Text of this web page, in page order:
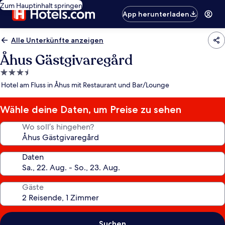
Zum Hauptinhalt springen
App herunterladen
Alle Unterkünfte anzeigen
Åhus Gästgivaregård
3.5-
Sterne-
Hotel am Fluss in Åhus mit Restaurant und Bar/Lounge
Wähle deine Daten, um Preise zu sehen
Wo soll’s hingehen?
Daten
Gäste